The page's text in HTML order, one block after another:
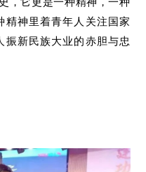
神里着青年人关注国家
新民族大业的赤胆与忠